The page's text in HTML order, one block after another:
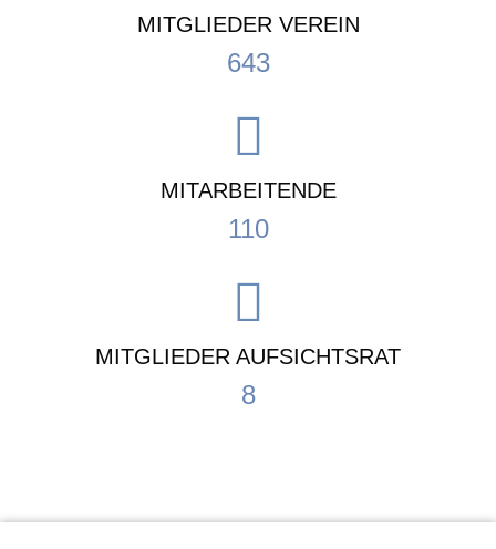
MITGLIEDER VEREIN
643
MITARBEITENDE
110
MITGLIEDER AUFSICHTSRAT
8